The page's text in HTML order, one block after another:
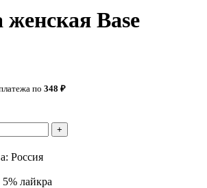
Base
по 348 ₽
+
Россия
лайкра